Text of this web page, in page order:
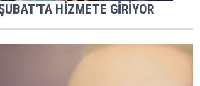
HİZMETE GİRİYOR